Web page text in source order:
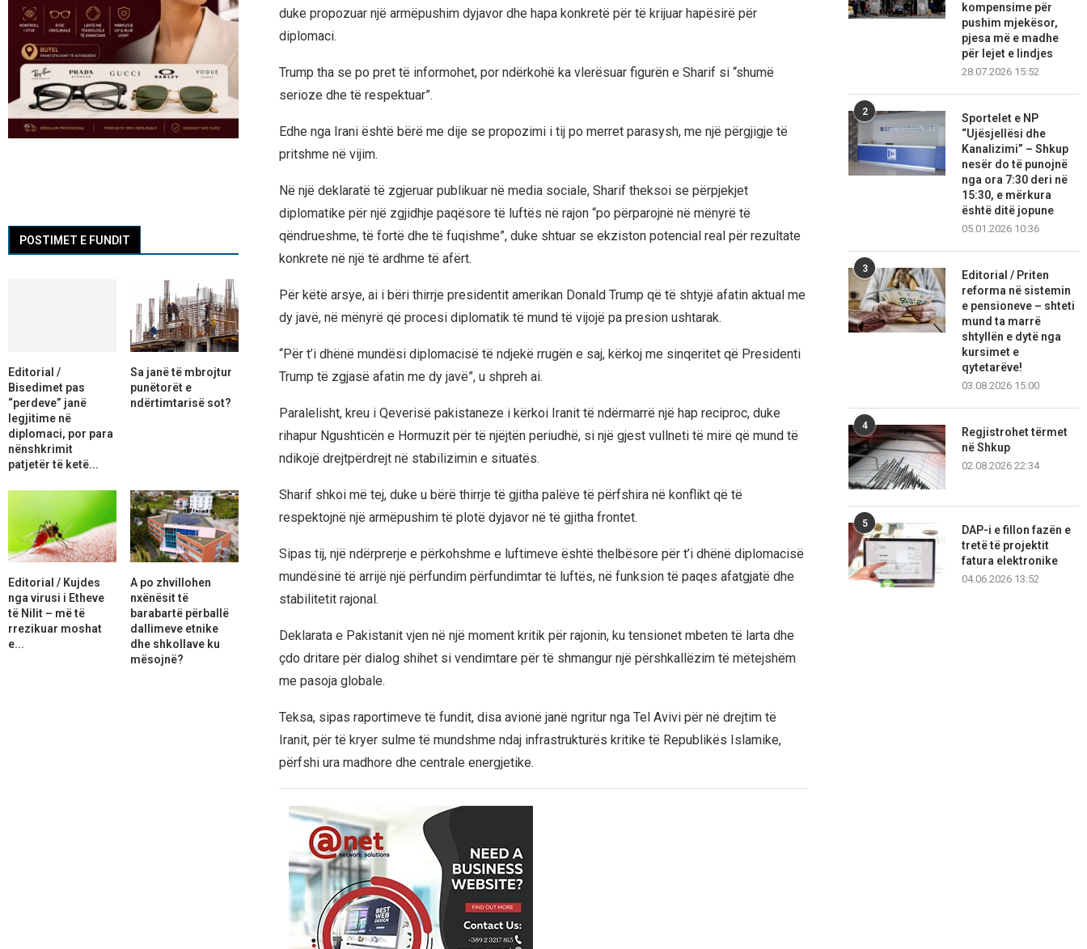
duke propozuar një armëpushim dyjavor dhe hapa konkretë për të krijuar hapësirë për
diplomaci.
Trump tha se po pret të informohet, por ndërkohë ka vlerësuar figurën e Sharif si “shumë
serioze dhe të respektuar”.
Edhe nga Irani është bërë me dije se propozimi i tij po merret parasysh, me një përgjigje të
pritshme në vijim.
Në një deklaratë të zgjeruar publikuar në media sociale, Sharif theksoi se përpjekjet
diplomatike për një zgjidhje paqësore të luftës në rajon “po përparojnë në mënyrë të
qëndrueshme, të fortë dhe të fuqishme”, duke shtuar se ekziston potencial real për rezultate
konkrete në një të ardhme të afërt.
Për këtë arsye, ai i bëri thirrje presidentit amerikan Donald Trump që të shtyjë afatin aktual me
dy javë, në mënyrë që procesi diplomatik të mund të vijojë pa presion ushtarak.
“Për t’i dhënë mundësi diplomacisë të ndjekë rrugën e saj, kërkoj me sinqeritet që Presidenti
Trump të zgjasë afatin me dy javë”, u shpreh ai.
Paralelisht, kreu i Qeverisë pakistaneze i kërkoi Iranit të ndërmarrë një hap reciproc, duke
rihapur Ngushticën e Hormuzit për të njëjtën periudhë, si një gjest vullneti të mirë që mund të
ndikojë drejtpërdrejt në stabilizimin e situatës.
Sharif shkoi më tej, duke u bërë thirrje të gjitha palëve të përfshira në konflikt që të
respektojnë një armëpushim të plotë dyjavor në të gjitha frontet.
Sipas tij, një ndërprerje e përkohshme e luftimeve është thelbësore për t’i dhënë diplomacisë
mundësinë të arrijë një përfundim përfundimtar të luftës, në funksion të paqes afatgjatë dhe
stabilitetit rajonal.
Deklarata e Pakistanit vjen në një moment kritik për rajonin, ku tensionet mbeten të larta dhe
çdo dritare për dialog shihet si vendimtare për të shmangur një përshkallëzim të mëtejshëm
me pasoja globale.
Teksa, sipas raportimeve të fundit, disa avionë janë ngritur nga Tel Avivi për në drejtim të
Iranit, për të kryer sulme të mundshme ndaj infrastrukturës kritike të Republikës Islamike,
përfshi ura madhore dhe centrale energjetike.
kompensime për
pushim mjekësor,
pjesa më e madhe
për lejet e lindjes
28.07.2026 15:52
2
Sportelet e NP
“Ujësjellësi dhe
Kanalizimi” – Shkup
nesër do të punojnë
nga ora 7:30 deri në
15:30, e mërkura
është ditë jopune
05.01.2026 10:36
3
Editorial / Priten
reforma në sistemin
e pensioneve – shteti
mund ta marrë
shtyllën e dytë nga
kursimet e
qytetarëve!
03.08.2026 15:00
4
Regjistrohet tërmet
në Shkup
02.08.2026 22:34
5
DAP-i e fillon fazën e
tretë të projektit
fatura elektronike
04.06.2026 13:52
POSTIMET E FUNDIT
Editorial /
Bisedimet pas
“perdeve” janë
legjitime në
diplomaci, por para
nënshkrimit
patjetër të ketë...
Sa janë të mbrojtur
punëtorët e
ndërtimtarisë sot?
Editorial / Kujdes
nga virusi i Etheve
të Nilit – më të
rrezikuar moshat
e...
A po zhvillohen
nxënësit të
barabartë përballë
dallimeve etnike
dhe shkollave ku
mësojnë?